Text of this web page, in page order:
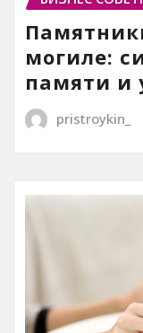
могиле:
памяти и
pristroykin_